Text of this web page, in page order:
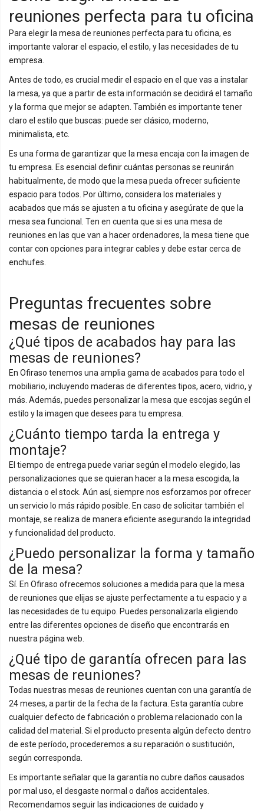
reuniones perfecta para tu oficina
Para elegir la mesa de reuniones perfecta para tu oficina, es
importante valorar el espacio, el estilo, y las necesidades de tu
empresa.
Antes de todo, es crucial medir el espacio en el que vas a instalar
la mesa, ya que a partir de esta información se decidirá el tamaño
y la forma que mejor se adapten. También es importante tener
claro el estilo que buscas: puede ser clásico, moderno,
minimalista, etc.
Es una forma de garantizar que la mesa encaja con la imagen de
tu empresa. Es esencial definir cuántas personas se reunirán
habitualmente, de modo que la mesa pueda ofrecer suficiente
espacio para todos. Por último, considera los materiales y
acabados que más se ajusten a tu oficina y asegúrate de que la
mesa sea funcional. Ten en cuenta que si es una mesa de
reuniones en las que van a hacer ordenadores, la mesa tiene que
contar con opciones para integrar cables y debe estar cerca de
enchufes.
Preguntas frecuentes sobre
mesas de reuniones
¿Qué tipos de acabados hay para las
mesas de reuniones?
En Ofiraso tenemos una amplia gama de acabados para todo el
mobiliario, incluyendo maderas de diferentes tipos, acero, vidrio, y
más. Además, puedes personalizar la mesa que escojas según el
estilo y la imagen que desees para tu empresa.
¿Cuánto tiempo tarda la entrega y
montaje?
El tiempo de entrega puede variar según el modelo elegido, las
personalizaciones que se quieran hacer a la mesa escogida, la
distancia o el stock. Aún así, siempre nos esforzamos por ofrecer
un servicio lo más rápido posible. En caso de solicitar también el
montaje, se realiza de manera eficiente asegurando la integridad
y funcionalidad del producto.
¿Puedo personalizar la forma y tamaño
de la mesa?
Sí. En Ofiraso ofrecemos soluciones a medida para que la mesa
de reuniones que elijas se ajuste perfectamente a tu espacio y a
las necesidades de tu equipo. Puedes personalizarla eligiendo
entre las diferentes opciones de diseño que encontrarás en
nuestra página web.
¿Qué tipo de garantía ofrecen para las
mesas de reuniones?
Todas nuestras mesas de reuniones cuentan con una garantía de
24 meses, a partir de la fecha de la factura. Esta garantía cubre
cualquier defecto de fabricación o problema relacionado con la
calidad del material. Si el producto presenta algún defecto dentro
de este período, procederemos a su reparación o sustitución,
según corresponda.
Es importante señalar que la garantía no cubre daños causados
por mal uso, el desgaste normal o daños accidentales.
Recomendamos seguir las indicaciones de cuidado y